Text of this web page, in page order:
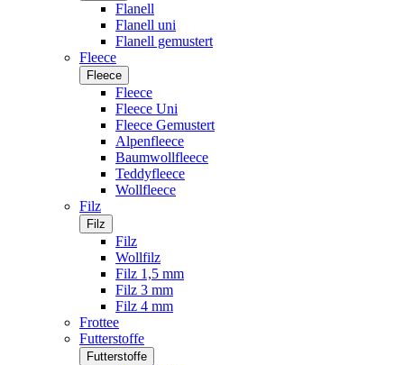
Flanell
Flanell uni
Flanell gemustert
Fleece
Fleece
Fleece
Fleece Uni
Fleece Gemustert
Alpenfleece
Baumwollfleece
Teddyfleece
Wollfleece
Filz
Filz
Filz
Wollfilz
Filz 1,5 mm
Filz 3 mm
Filz 4 mm
Frottee
Futterstoffe
Futterstoffe